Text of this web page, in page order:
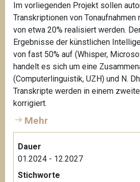
e
n
a
u
e
r
K
a
n
Im vorliegenden Projekt sollen
Transkriptionen von
von etwa 20% realisiert werden.
Ergebnisse der künstlichen
von fast 50% auf (Whisper,
handelt es sich um eine
(Computerlinguistik, UZH) und N.
Transkripte werden in einem
korrigiert.
Mehr
Dauer
01.2024 - 12.2027
Stichworte